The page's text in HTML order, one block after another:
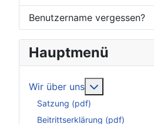
Benutzername vergessen?
Hauptmenü
Wir über uns
Satzung (pdf)
Beitrittserklärung (pdf)